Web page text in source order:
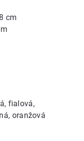
cm
fialová,
oranžová